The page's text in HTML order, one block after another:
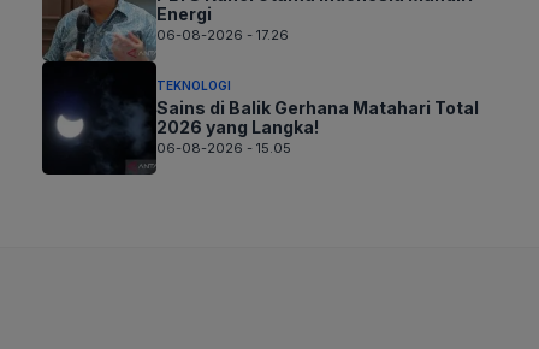
Energi
06-08-2026 - 17.26
TEKNOLOGI
Sains di Balik Gerhana Matahari Total
2026 yang Langka!
06-08-2026 - 15.05